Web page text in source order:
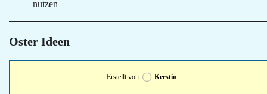
nutzen
Oster Ideen
Erstellt von Kerstin